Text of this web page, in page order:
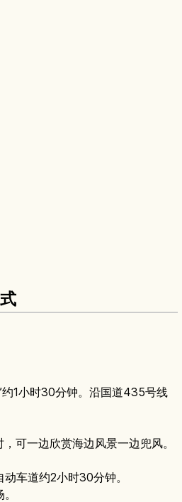
约1小时30分钟。沿国道435号线
可一边欣赏海边风景一边兜风。
车道约2小时30分钟。